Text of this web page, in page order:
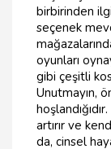
birbirinden
seçenek
oyunları
gibi çeşitli
Unutmayın,
artırır ve
da, cinsel